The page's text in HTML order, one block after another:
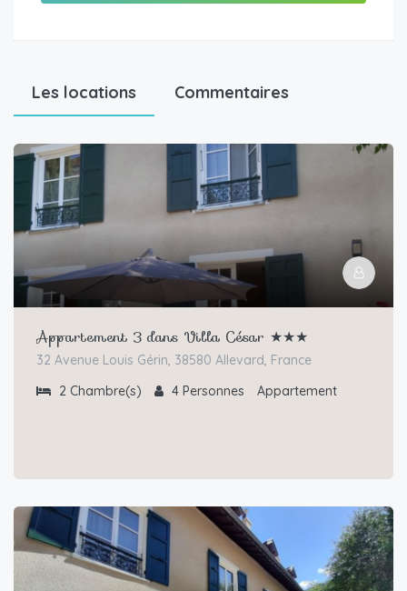
Les locations Commentaires
Appartement 3 dans Villa César ★★★
32 Avenue Louis Gérin, 38580 Allevard, France
2 Chambre(s) 4 Personnes Appartement